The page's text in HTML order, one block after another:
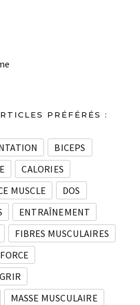
PRÉFÉRÉS :
BICEPS
CALORIES
MUSCLE
DOS
ENTRAÎNEMENT
FIBRES MUSCULAIRES
MASSE MUSCULAIRE